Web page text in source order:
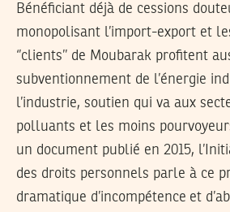
Bénéficiant déjà de cessions
monopolisant l’import-export et
‘’clients’’ de Moubarak profitent
subventionnement de l’énergie
l’industrie, soutien qui va aux
polluants et les moins
un document publié en 2015,
des droits personnels parle à ce
dramatique d’incompétence et